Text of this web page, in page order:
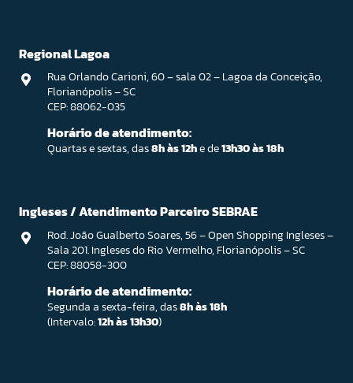
Regional Lagoa
Rua Orlando Carioni, 60 – sala 02 – Lagoa da Conceição,
Florianópolis – SC
CEP: 88062-035
Horário de atendimento:
Quartas e sextas, das8h às 12he de13h30 às 18h
Ingleses / Atendimento Parceiro SEBRAE
Rod. João Gualberto Soares, 56 – Open Shopping Ingleses –
Sala 201. Ingleses do Rio Vermelho, Florianópolis – SC
CEP: 88058-300
Horário de atendimento:
Segunda a sexta-feira, das8h às 18h
(Intervalo:12h às 13h30)